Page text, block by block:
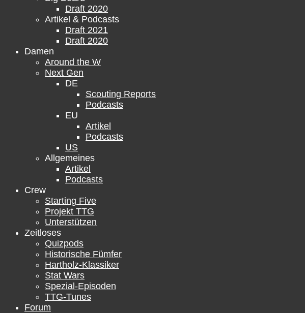
Draft 2020
Artikel & Podcasts
Draft 2021
Draft 2020
Damen
Around the W
Next Gen
DE
Scouting Reports
Podcasts
EU
Artikel
Podcasts
US
Allgemeines
Artikel
Podcasts
Crew
Starting Five
Projekt TTG
Unterstützen
Zeitloses
Quizpods
Historische Fümfer
Hartholz-Klassiker
Stat Wars
Spezial-Episoden
TTG-Tunes
Forum